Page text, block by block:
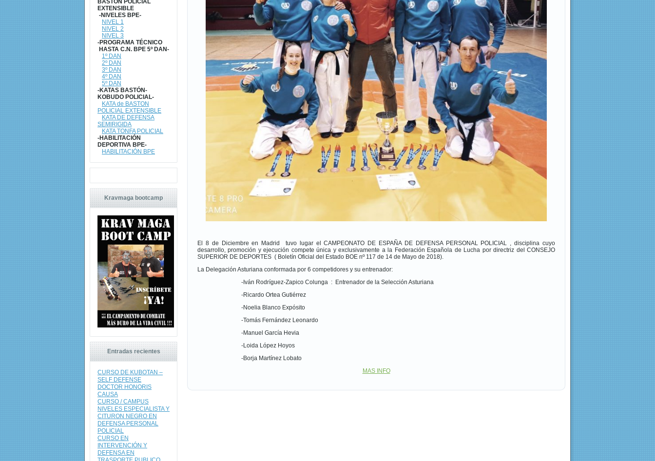
BASTÓN POLICIAL
EXTENSIBLE
-NIVELES BPE-
NIVEL 1
NIVEL 2
NIVEL 3
-PROGRAMA TÉCNICO
HASTA C.N. BPE 5º DAN-
1º DAN
2º DAN
3º DAN
4º DAN
5º DAN
-KATAS BASTÓN-
KOBUDO POLICIAL-
KATA de BASTON
POLICIAL EXTENSIBLE
KATA DE DEFENSA
SEMIRIGIDA
KATA TONFA POLICIAL
-HABILITACIÓN
DEPORTIVA BPE-
HABILITACIÓN BPE
Kravmaga bootcamp
Entradas recientes
CURSO DE KUBOTAN –
SELF DEFENSE
DOCTOR HONORIS
CAUSA
CURSO / CAMPUS
NIVELES ESPECIALISTA Y
CITURON NEGRO EN
DEFENSA PERSONAL
POLICIAL
CURSO EN
INTERVENCIÓN Y
DEFENSA EN
El 8 de Diciembre en Madrid tuvo lugar el CAMPEONATO DE ESPAÑA DE DEFENSA PERSONAL POLICIAL , disciplina cuyo
desarrollo, promoción y ejecución compete única y exclusivamente a la Federación Española de Lucha por directriz del CONSEJO
SUPERIOR DE DEPORTES ( Boletín Oficial del Estado BOE nº 117 de 14 de Mayo de 2018).
La Delegación Asturiana conformada por 6 competidores y su entrenador:
-Iván Rodríguez-Zapico Colunga : Entrenador de la Selección Asturiana
-Ricardo Ortea Gutiérrez
-Noelia Blanco Expósito
-Tomás Fernández Leonardo
-Manuel García Hevia
-Loida López Hoyos
-Borja Martínez Lobato
MAS INFO